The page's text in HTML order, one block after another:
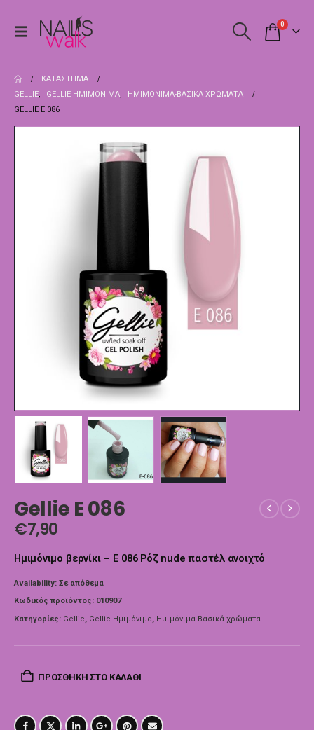
0
ΚΑΤΆΣΤΗΜΑ
GELLIE, GELLIE ΗΜΙΜΌΝΙΜΑ,
ΗΜΙΜΌΝΙΜΑ-ΒΑΣΙΚΆ ΧΡΏΜΑΤΑ
GELLIE E 086
Gellie E 086
€7,90
Ημιμόνιμο βερνίκι – E 086 Ρόζ nude παστέλ ανοιχτό
Availability: Σε απόθεμα
Κωδικός προϊόντος: 010907
Κατηγορίες: Gellie, Gellie Ημιμόνιμα, Ημιμόνιμα-Βασικά χρώματα
ΠΡΟΣΘΉΚΗ ΣΤΟ ΚΑΛΆΘΙ